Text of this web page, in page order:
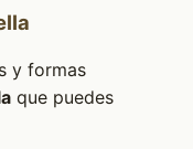
y formas
que puedes